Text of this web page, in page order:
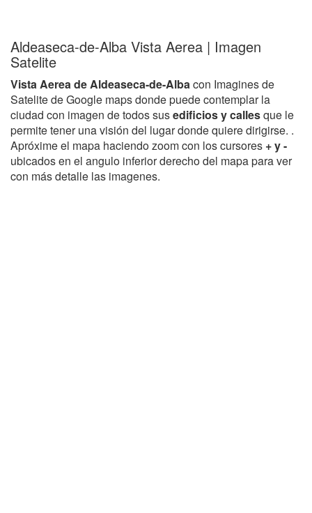
Aldeaseca-de-Alba Vista Aerea | Imagen
Satelite
Vista Aerea de Aldeaseca-de-Albacon Imagines de
Satelite de Google maps donde puede contemplar la
ciudad con imagen de todos susedificios y callesque le
permite tener una visión del lugar donde quiere dirigirse. .
Apróxime el mapa haciendo zoom con los cursores + y -
ubicados en el angulo inferior derecho del mapa para ver
con más detalle las imagenes.